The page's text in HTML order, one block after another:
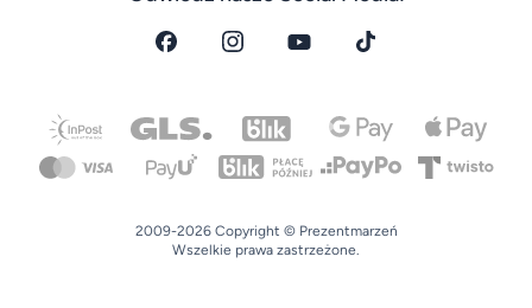
2009-2026 Copyright © Prezentmarzeń
Wszelkie prawa zastrzeżone.